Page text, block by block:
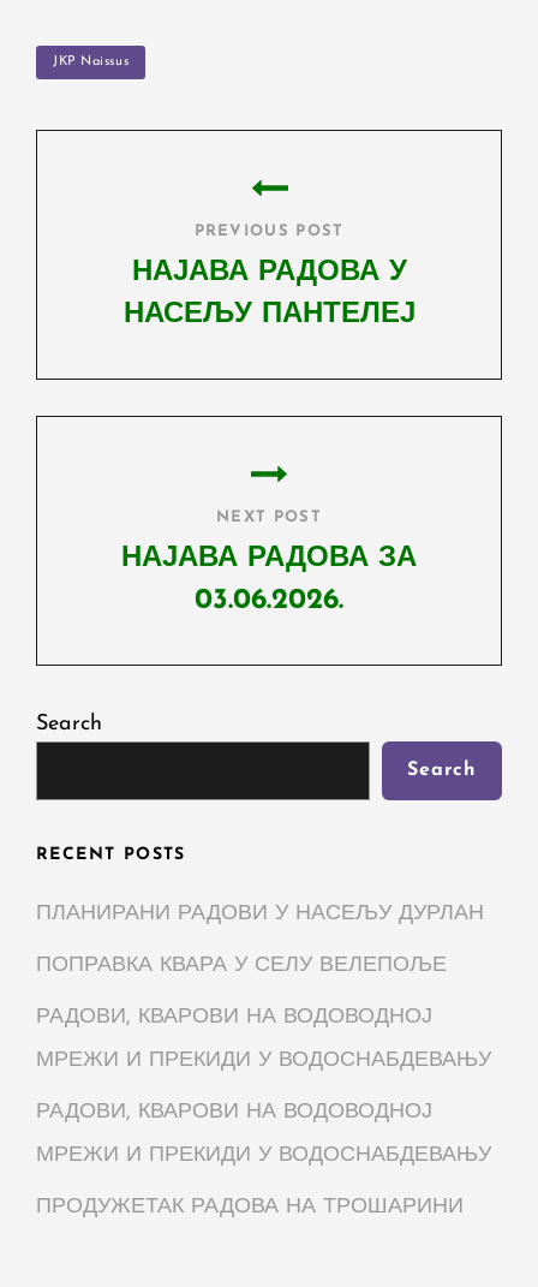
TAGS
JKP Naissus
PREVIOUS POST
НАЈАВА РАДОВА У
НАСЕЉУ ПАНТЕЛЕЈ
Post
NEXT POST
НАЈАВА РАДОВА ЗА
03.06.2026.
Post
Search
Search
RECENT POSTS
ПЛАНИРАНИ РАДОВИ У НАСЕЉУ ДУРЛАН
ПОПРАВКА КВАРА У СЕЛУ ВЕЛЕПОЉЕ
РАДОВИ, КВАРОВИ НА ВОДОВОДНОЈ
МРЕЖИ И ПРЕКИДИ У ВОДОСНАБДЕВАЊУ
РАДОВИ, КВАРОВИ НА ВОДОВОДНОЈ
МРЕЖИ И ПРЕКИДИ У ВОДОСНАБДЕВАЊУ
ПРОДУЖЕТАК РАДОВА НА ТРОШАРИНИ